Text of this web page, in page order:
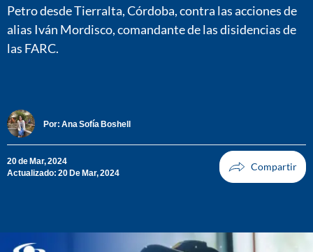
Petro desde Tierralta, Córdoba, contra las acciones de
alias Iván Mordisco, comandante de las disidencias de
las FARC.
Por: Ana Sofía Boshell
20 de Mar, 2024
Actualizado: 20 De Mar, 2024